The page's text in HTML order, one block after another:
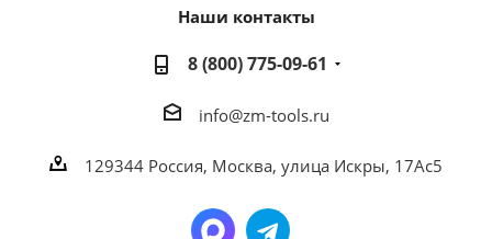
Наши контакты
8 (800) 775-09-61
info@zm-tools.ru
129344 Россия, Москва, улица Искры, 17Ас5